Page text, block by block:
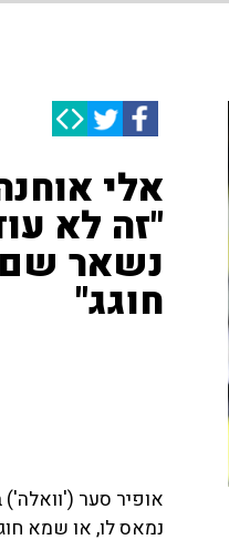
אלי
"זה לא
נשאר שם
חוגג"
אופיר סער ('וואלה')
נמאס לו, או שמא